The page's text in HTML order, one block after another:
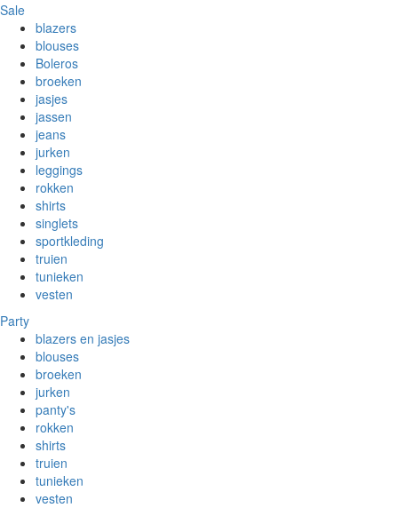
Sale
blazers
blouses
Boleros
broeken
jasjes
jassen
jeans
jurken
leggings
rokken
shirts
singlets
sportkleding
truien
tunieken
vesten
Party
blazers en jasjes
blouses
broeken
jurken
panty's
rokken
shirts
truien
tunieken
vesten